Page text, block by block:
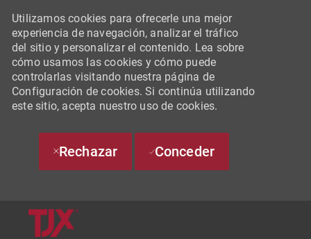
Utilizamos cookies para ofrecerle una mejor
experiencia de navegación, analizar el tráfico
del sitio y personalizar el contenido. Lea sobre
cómo usamos las cookies y cómo puede
controlarlas visitando nuestra página de
Configuración de cookies. Si continúa utilizando
este sitio, acepta nuestro uso de cookies.
Rechazar Conceder